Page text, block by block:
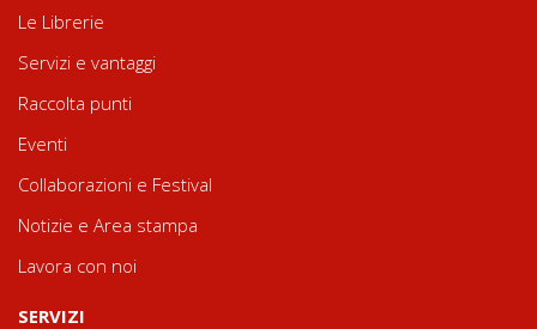
Le Librerie
Servizi e vantaggi
Raccolta punti
Eventi
Collaborazioni e Festival
Notizie e Area stampa
Lavora con noi
SERVIZI